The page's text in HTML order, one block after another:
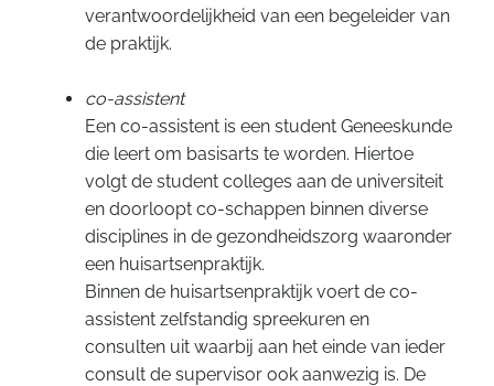
verantwoordelijkheid van een begeleider van
de praktijk.
co-assistent
Een co-assistent is een student Geneeskunde
die leert om basisarts te worden. Hiertoe
volgt de student colleges aan de universiteit
en doorloopt co-schappen binnen diverse
disciplines in de gezondheidszorg waaronder
een huisartsenpraktijk.
Binnen de huisartsenpraktijk voert de co-
assistent zelfstandig spreekuren en
consulten uit waarbij aan het einde van ieder
consult de supervisor ook aanwezig is. De